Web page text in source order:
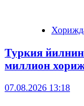
Туркия
миллион
07.08.2026 13:18